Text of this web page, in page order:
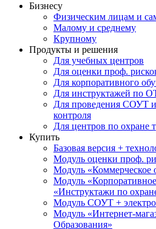
Бизнесу
Физическим лицам и
Малому и среднему
Крупному
Продукты и решения
Для учебных центров
Для оценки проф.
Для корпоративного
Для инструктажей по
Для проведения СОУТ и
контроля
Для центров по охране
Купить
Базовая версия +
Модуль оценки проф.
Модуль «Коммерческое
Модуль
«Инструктажи по
Модуль СОУТ +
Модуль «Интернет-
Образования»